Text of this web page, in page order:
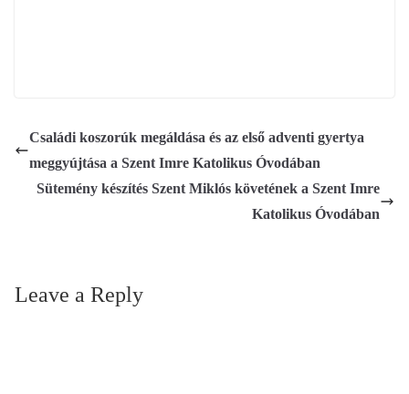
Családi koszorúk megáldása és az első adventi gyertya
meggyújtása a Szent Imre Katolikus Óvodában
Sütemény készítés Szent Miklós követének a Szent Imre
Katolikus Óvodában
Leave a Reply